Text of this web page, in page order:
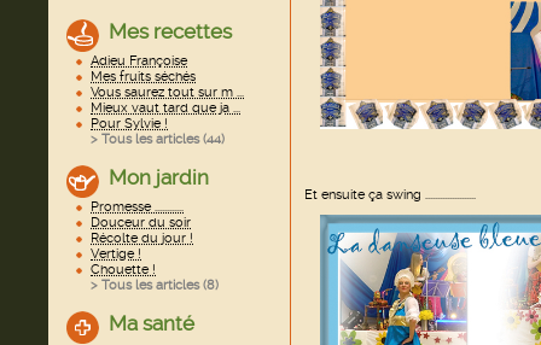
Mes recettes
Adieu Françoise
Mes fruits séchés
Vous saurez tout sur m ...
Mieux vaut tard que ja ...
Pour Sylvie !
> Tous les articles (44)
Mon jardin
Promesse ............
Douceur du soir
Récolte du jour !
Vertige !
Chouette !
> Tous les articles (8)
Ma santé
Et ensuite ça swing .....................